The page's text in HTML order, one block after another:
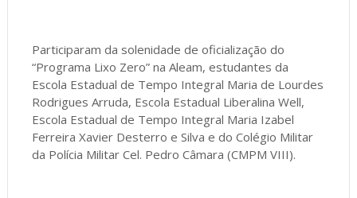
Participaram da solenidade de oficialização do
“Programa Lixo Zero” na Aleam, estudantes da
Escola Estadual de Tempo Integral Maria de Lourdes
Rodrigues Arruda, Escola Estadual Liberalina Well,
Escola Estadual de Tempo Integral Maria Izabel
Ferreira Xavier Desterro e Silva e do Colégio Militar
da Polícia Militar Cel. Pedro Câmara (CMPM VIII).